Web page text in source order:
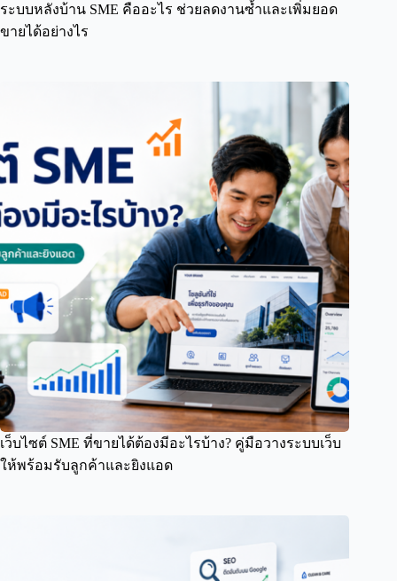
ระบบหลังบ้าน SME คืออะไร ช่วยลดงานซ้ำและเพิ่มยอด
ขายได้อย่างไร
เว็บไซต์ SME ที่ขายได้ต้องมีอะไรบ้าง? คู่มือวางระบบเว็บ
ให้พร้อมรับลูกค้าและยิงแอด